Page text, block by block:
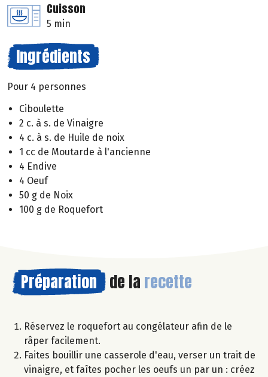
Cuisson
5 min
Ingrédients
Pour 4 personnes
Ciboulette
2 c. à s. de Vinaigre
4 c. à s. de Huile de noix
1 cc de Moutarde à l'ancienne
4 Endive
4 Oeuf
50 g de Noix
100 g de Roquefort
Préparation de la recette
Réservez le roquefort au congélateur afin de le
râper facilement.
Faites bouillir une casserole d'eau, verser un trait de
vinaigre, et faîtes pocher les oeufs un par un : créez